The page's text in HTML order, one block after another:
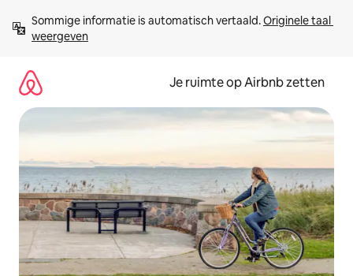
direct
naar
Sommige informatie is automatisch vertaald. Originele taal
weergeven
Je ruimte op Airbnb zetten